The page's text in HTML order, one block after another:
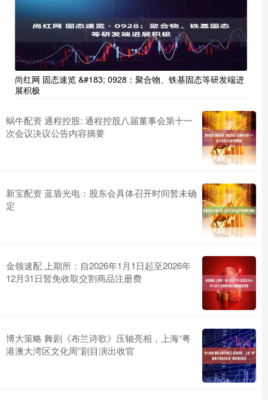
尚红网 固态速览 &#183; 0928：聚合物、铁基固态等研发端进
展积极
蜗牛配资 通程控股: 通程控股八届董事会第十一
次会议决议公告内容摘要
新宝配资 蓝盾光电：股东会具体召开时间暂未确
定
金领速配 上期所：自2026年1月1日起至2026年
12月31日暂免收取交割商品注册费
博大策略 舞剧《布兰诗歌》压轴亮相，上海“粤
港澳大湾区文化周”剧目演出收官